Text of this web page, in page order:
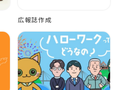
広報誌作成